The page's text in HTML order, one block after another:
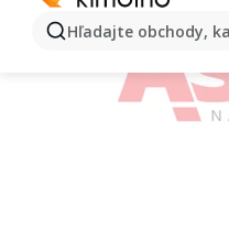
Hľadajte obchody,